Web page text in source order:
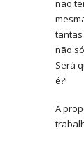
não
tantas
não
Será
é?!
A